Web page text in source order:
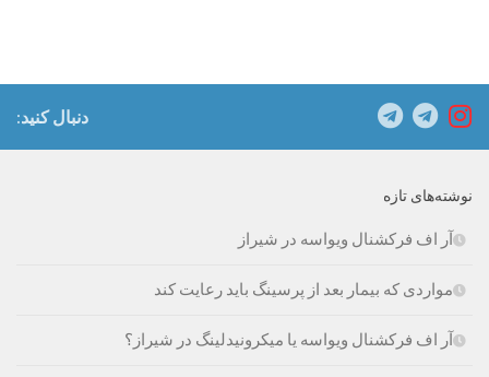
دنبال کنید:
نوشته‌های تازه
آر اف فرکشنال ویواسه در شیراز
مواردی که بیمار بعد از پرسینگ باید رعایت کند
آر اف فرکشنال ویواسه یا میکرونیدلینگ در شیراز؟